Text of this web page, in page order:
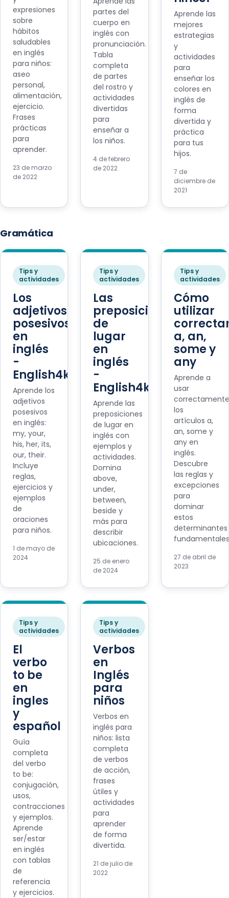
expresiones
sobre
hábitos
saludables
en inglés
para niños:
aseo
personal,
alimentación,
ejercicio.
Frases
prácticas
para
aprender.
23 de marzo
de 2022
partes del
cuerpo en
inglés con
pronunciación.
Tabla
completa
de partes
del rostro y
actividades
divertidas
para
enseñar a
los niños.
4 de febrero
de 2022
Aprende las
mejores
estrategias
y
actividades
para
enseñar los
colores en
inglés de
forma
divertida y
práctica
para tus
hijos.
7 de
diciembre de
2021
Gramática
Tips y
actividades
Los
adjetivos
posesivos
en
inglés
-
English4kids
Aprende los
adjetivos
posesivos
en inglés:
my, your,
his, her, its,
our, their.
Incluye
reglas,
ejercicios y
ejemplos
de
oraciones
para niños.
1 de mayo de
2024
Tips y
actividades
Las
preposiciones
de
lugar
en
inglés
-
English4kids
Aprende las
preposiciones
de lugar en
inglés con
ejemplos y
actividades.
Domina
above,
under,
between,
beside y
más para
describir
ubicaciones.
25 de enero
de 2024
Tips y
actividades
Cómo
utilizar
a, an,
some y
any
Aprende a
usar
correctamente
los
artículos a,
an, some y
any en
inglés.
Descubre
las reglas y
excepciones
para
dominar
estos
determinantes
27 de abril de
2023
Tips y
actividades
El
verbo
to be
en
ingles
y
español
Guía
completa
del verbo
to be:
conjugación,
usos,
contracciones
y ejemplos.
Aprende
ser/estar
en inglés
con tablas
de
referencia
y ejercicios.
Tips y
actividades
Verbos
en
Inglés
para
niños
Verbos en
inglés para
niños: lista
completa
de verbos
de acción,
frases
útiles y
actividades
para
aprender
de forma
divertida.
21 de julio de
2022